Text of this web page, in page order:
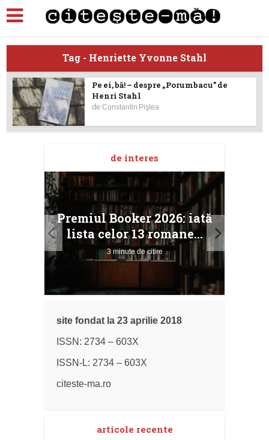
Tag - Henriette Yvonne Stahl
Pe ei, bă! – despre „Porumbacu” de
Henri Stahl
deConstantin Piştea
de interes
Premiul Booker 2026: iată
lista celor 13 romane...
3 minute de citire
site fondat la 23 aprilie 2018
ISSN: 2734 – 603X
ISSN-L: 2734 – 603X
citeste-ma.ro
articole recente